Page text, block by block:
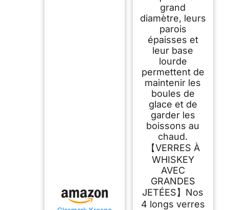
grand
diamètre, leurs
parois
épaisses et
leur base
lourde
permettent de
maintenir les
boules de
glace et de
garder les
boissons au
chaud.
【VERRES À
WHISKEY
AVEC
GRANDES
JETÉES】Nos
4 longs verres